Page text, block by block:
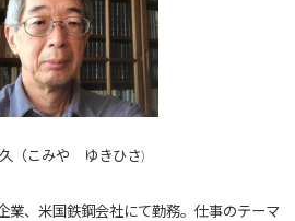
（こみや ゆきひさ)
業、米国鉄鋼会社にて勤務。仕事のテーマ